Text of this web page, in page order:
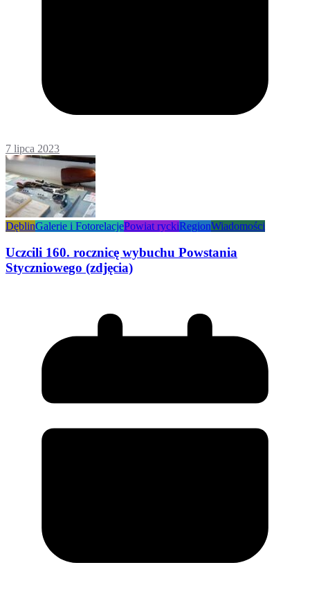
7 lipca 2023
DęblinGalerie i FotorelacjePowiat ryckiRegionWiadomości
Uczcili 160. rocznicę wybuchu Powstania
Styczniowego (zdjęcia)